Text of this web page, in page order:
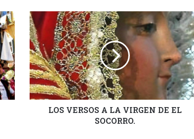
LOS
VERSOS
A
LA
VIRGEN
DE
EL
SOCORRO.
LOS VERSOS A LA VIRGEN DE EL
SOCORRO.